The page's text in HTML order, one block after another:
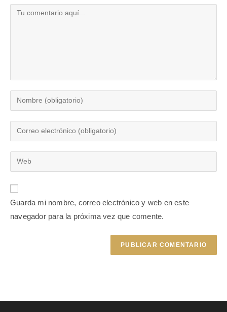
Guarda mi nombre, correo electrónico y web en este
navegador para la próxima vez que comente.